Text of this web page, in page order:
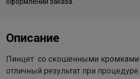
оформлении заказа.
Описание
Пинцет со скошенными кромками
отличный результат при